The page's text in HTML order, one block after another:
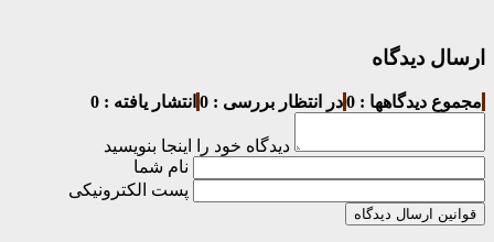
ارسال دیدگاه
مجموع دیدگاهها : 0 در انتظار بررسی : 0 انتشار یافته : 0
دیدگاه خود را اینجا بنویسید
نام شما
پست الکترونیکی
قوانین ارسال دیدگاه